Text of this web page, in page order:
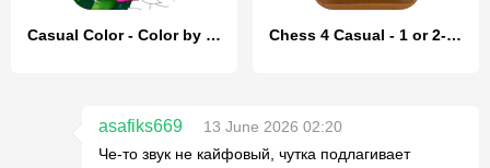
Casual Color - Color by Number Chess 4 Casual - 1 or 2-player
asafiks669
13 June 2026 02:20
Че-то звук не кайфовый, чутка подлагивает